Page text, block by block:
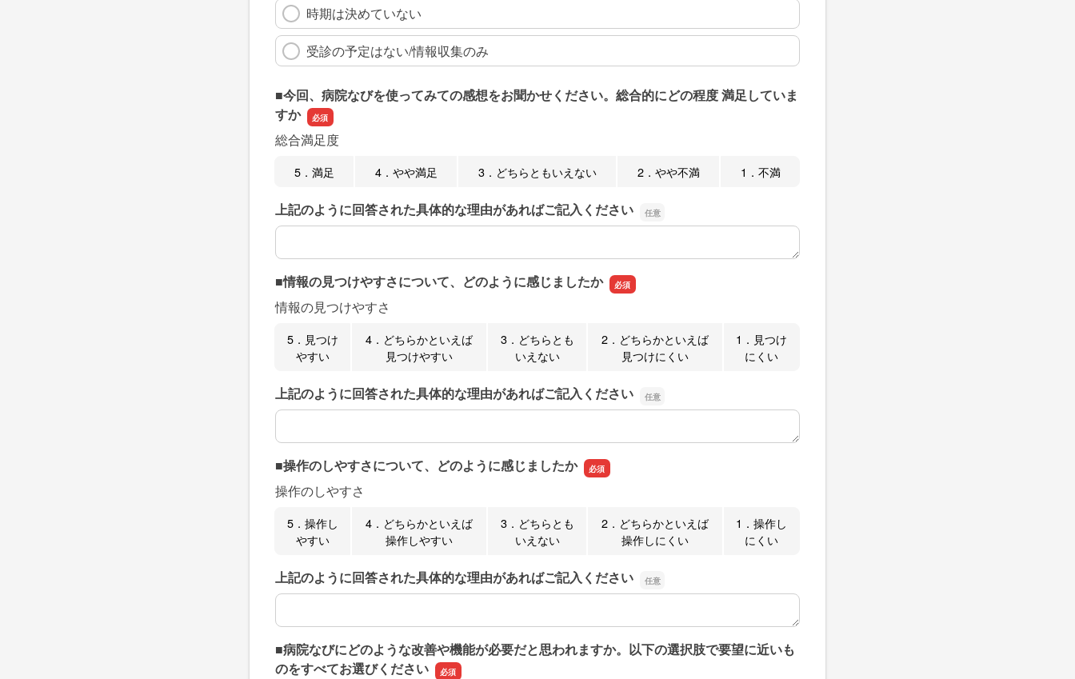
時期は決めていない
受診の予定はない/情報収集のみ
■今回、病院なびを使ってみての感想をお聞かせください。総合的にどの程度 満足していま
すか
総合満足度
5．満足 4．やや満足 3．どちらともいえない 2．やや不満 1．不満
上記のように回答された具体的な理由があればご記入ください
上記のように回答された具体的な理由があればご記入ください
■情報の見つけやすさについて、どのように感じましたか
情報の見つけやすさ
5．見つけ
やすい
4．どちらかといえば
見つけやすい
3．どちらとも
いえない
2．どちらかといえば
見つけにくい
1．見つけ
にくい
上記のように回答された具体的な理由があればご記入ください
上記のように回答された具体的な理由があればご記入ください
■操作のしやすさについて、どのように感じましたか
操作のしやすさ
5．操作し
やすい
4．どちらかといえば
操作しやすい
3．どちらとも
いえない
2．どちらかといえば
操作しにくい
1．操作し
にくい
上記のように回答された具体的な理由があればご記入ください
上記のように回答された具体的な理由があればご記入ください
■病院なびにどのような改善や機能が必要だと思われますか。以下の選択肢で要望に近いも
のをすべてお選びください